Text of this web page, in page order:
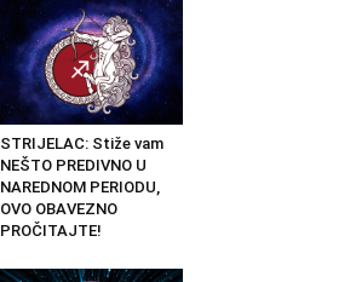
STRIJELAC: Stiže vam
NEŠTO PREDIVNO U
NAREDNOM PERIODU,
OVO OBAVEZNO
PROČITAJTE!